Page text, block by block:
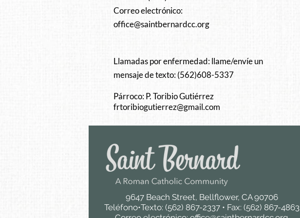
Correo electrónico:
office@saintbernardcc.org
Llamadas por enfermedad: llame/envíe un
mensaje de texto: (562)608-5337
Párroco: P. Toribio Gutiérrez
frtoribiogutierrez@gmail.com
9647 Beach Street, Bellflower, CA 90706
Teléfono•Texto: (562) 867-2337 • Fax: (562) 867-4863